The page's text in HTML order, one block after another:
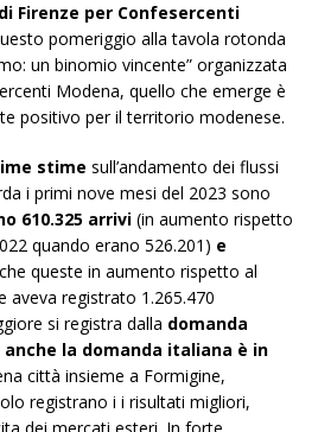
Firenze per Confesercenti
pomeriggio alla tavola rotonda
un binomio vincente” organizzata
Modena, quello che emerge è
positivo per il territorio modenese.
stime sull’andamento dei flussi
i primi nove mesi del 2023 sono
610.325 arrivi (in aumento rispetto
quando erano 526.201) e
queste in aumento rispetto al
aveva registrato 1.265.470
si registra dalla domanda
la domanda italiana è in
città insieme a Formigine,
registrano i i risultati migliori,